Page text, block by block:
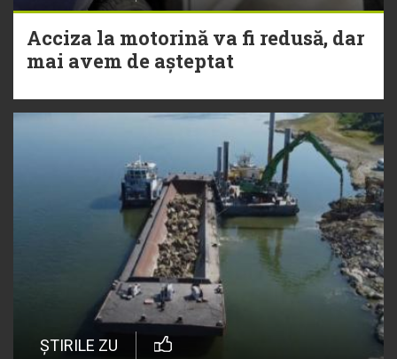
Acciza la motorină va fi redusă, dar
mai avem de așteptat
ȘTIRILE ZU